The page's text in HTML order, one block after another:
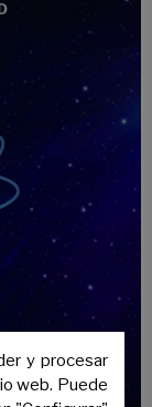
del
y procesar
web. Puede